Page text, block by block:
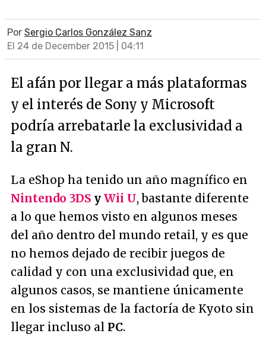
Por Sergio Carlos González Sanz
El 24 de December 2015 | 04:11
El afán por llegar a más plataformas
y el interés de Sony y Microsoft
podría arrebatarle la exclusividad a
la gran N.
La eShop ha tenido un año magnífico en
Nintendo 3DS y Wii U, bastante diferente
a lo que hemos visto en algunos meses
del año dentro del mundo retail, y es que
no hemos dejado de recibir juegos de
calidad y con una exclusividad que, en
algunos casos, se mantiene únicamente
en los sistemas de la factoría de Kyoto sin
llegar incluso al PC.